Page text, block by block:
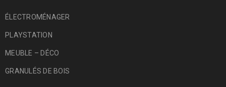
ÉLECTROMÉNAGER
PLAYSTATION
MEUBLE – DÉCO
GRANULÉS DE BOIS